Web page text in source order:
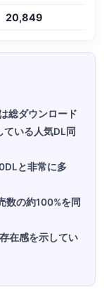
20,849
総ダウンロード
いる人気DL同
と非常に多
数の約100%を同
在感を示してい